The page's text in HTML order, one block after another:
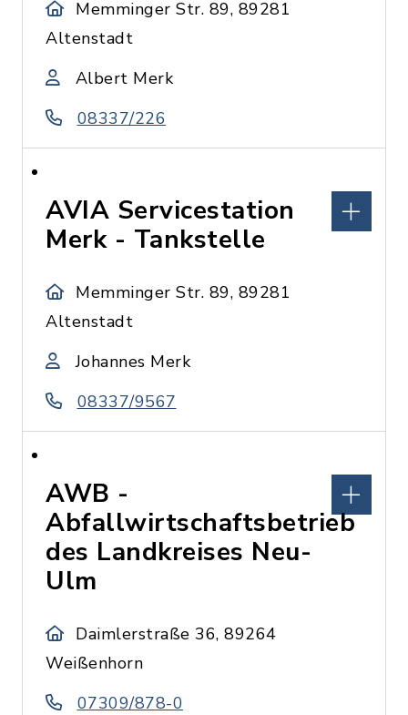
Memminger Str. 89, 89281
Altenstadt
Albert Merk
08337/226
AVIA Servicestation
Merk - Tankstelle
Memminger Str. 89, 89281
Altenstadt
Johannes Merk
08337/9567
AWB -
Abfallwirtschaftsbetrieb
des Landkreises Neu-
Ulm
Daimlerstraße 36, 89264
Weißenhorn
07309/878-0